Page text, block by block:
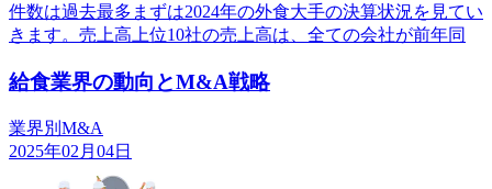
件数は過去最多まずは2024年の外食大手の決算状況を見てい
きます。売上高上位10社の売上高は、全ての会社が前年同
給食業界の動向とM&A戦略
業界別M&A
2025年02月04日